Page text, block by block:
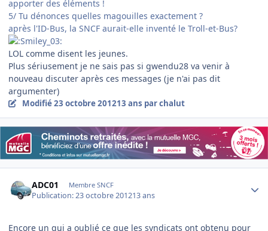
apporter des éléments !
5/ Tu dénonces quelles magouilles exactement ?
après l'ID-Bus, la SNCF aurait-elle inventé le Troll-et-Bus?
LOL comme disent les jeunes.
Plus sériusement je ne sais pas si gwendu28 va venir à
nouveau discuter après ces messages (je n'ai pas dit
argumenter)
Modifié23 octobre 201213 ans par chalut
ADC01 Membre SNCF
Publication:23 octobre 201213 ans
Encore un qui a oublié ce que les syndicats ont obtenu pour